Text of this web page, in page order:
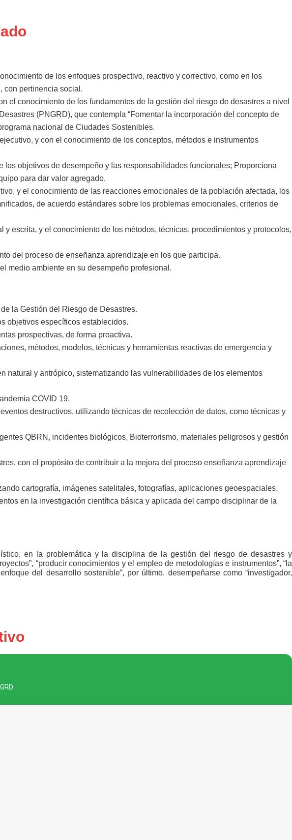
de los enfoques prospectivo, reactivo y correctivo, como en los
con pertinencia social.
conocimiento de los fundamentos de la gestión del riesgo de desastres a nivel
(PNGRD), que contempla “Fomentar la incorporación del concepto de
nacional de Ciudades Sostenibles.
y con el conocimiento de los conceptos, métodos e instrumentos
objetivos de desempeño y las responsabilidades funcionales; Proporciona
para dar valor agregado.
y el conocimiento de las reacciones emocionales de la población afectada, los
de acuerdo estándares sobre los problemas emocionales, criterios de
escrita, y el conocimiento de los métodos, técnicas, procedimientos y protocolos,
del proceso de enseñanza aprendizaje en los que participa.
medio ambiente en su desempeño profesional.
la Gestión del Riesgo de Desastres.
objetivos específicos establecidos.
prospectivas, de forma proactiva.
métodos, modelos, técnicas y herramientas reactivas de emergencia y
natural y antrópico, sistematizando las vulnerabilidades de los elementos
COVID 19.
destructivos, utilizando técnicas de recolección de datos, como técnicas y
QBRN, incidentes biológicos, Bioterrorismo, materiales peligrosos y gestión
con el propósito de contribuir a la mejora del proceso enseñanza aprendizaje
cartografía, imágenes satelitales, fotografías, aplicaciones geoespaciales.
en la investigación científica básica y aplicada del campo disciplinar de la
en la problemática y la disciplina de la gestión del riesgo de desastres y
“producir conocimientos y el empleo de metodologías e instrumentos”, “la
del desarrollo sostenible”, por último, desempeñarse como “investigador,